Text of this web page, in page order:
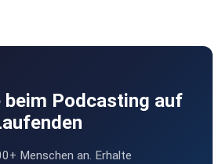
beim Podcasting auf
Menschen an. Erhalte